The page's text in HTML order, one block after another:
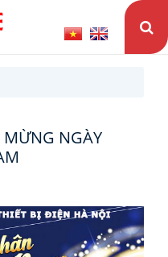
MỪNG NGÀY